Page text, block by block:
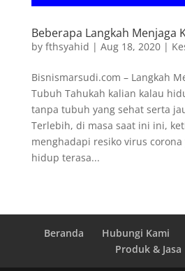
Beberapa Langkah Menjaga
by fthsyahid | Aug 18, 2020|
Bisnismarsudi.com – Langkah
Tubuh Tahukah kalian kalau
tanpa tubuh yang sehat serta
Terlebih, di masa saat ini ini,
menghadapi resiko virus
hidup terasa...
Beranda Hubungi Kami
Produk & Jasa